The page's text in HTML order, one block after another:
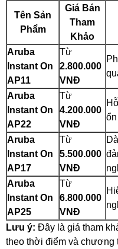
SFP Mikrotik
SFP Unifi
SFP Aruba
SFP Ruijie
SFP Cisco
SFP H3C
DOCUMENTS
DeceptiveBytes Presentation
Giới thiệu giải pháp DLP
Trình bày DeceptiveBytes
OPENVAS Sales Deck
Deceptive-Bytes-Defender-vs-
Deceptive-Bytes-vs-Check-
Deceptive-Bytes-vs-Cybereason
Deceptive-Bytes-vs-Cynet
Deceptive-Bytes-vs-Fidelis
Deceptive-Bytes-vs-Fortinet
Deceptive-Bytes-vs-Halcyon
Deceptive-Bytes-vs-Kaspersky
Tên Sản
Phẩm
Giá Bán
Tham
Khảo
Aruba
Instant On
AP11
Từ
2.800.000
VNĐ
Aruba
Instant On
AP22
Từ
4.200.000
VNĐ
Aruba
Instant On
AP17
Từ
5.500.000
VNĐ
Aruba
Instant On
AP25
Từ
6.800.000
VNĐ
Lưu ý: Đây là giá tham
theo thời điểm và chương